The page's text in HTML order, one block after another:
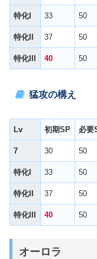
特化I 33 50
特化II 37 50
特化III 40 50
猛攻の構え
Lv 初期SP 必要
7 30 50
特化I 33 50
特化II 37 50
特化III 40 50
オーロラ